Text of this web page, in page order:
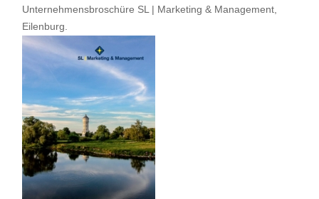
Unternehmensbroschüre SL | Marketing & Management,
Eilenburg.